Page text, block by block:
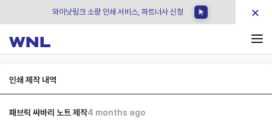
와이낫링크 소량 인쇄 서비스, 파트너사 신청 ×
인쇄 제작 내역
패브릭 싸바리 노트 제작4 months ago